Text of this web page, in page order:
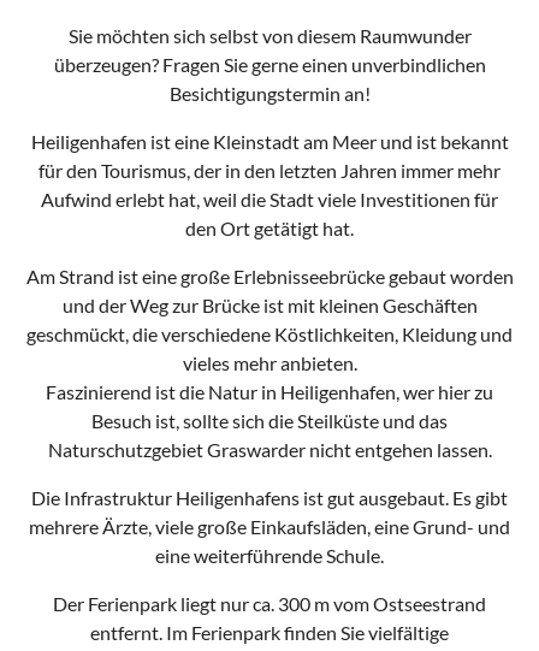
Sie möchten sich selbst von diesem Raumwunder
überzeugen? Fragen Sie gerne einen unverbindlichen
Besichtigungstermin an!
Heiligenhafen ist eine Kleinstadt am Meer und ist bekannt
für den Tourismus, der in den letzten Jahren immer mehr
Aufwind erlebt hat, weil die Stadt viele Investitionen für
den Ort getätigt hat.
Am Strand ist eine große Erlebnisseebrücke gebaut worden
und der Weg zur Brücke ist mit kleinen Geschäften
geschmückt, die verschiedene Köstlichkeiten, Kleidung und
vieles mehr anbieten.
Faszinierend ist die Natur in Heiligenhafen, wer hier zu
Besuch ist, sollte sich die Steilküste und das
Naturschutzgebiet Graswarder nicht entgehen lassen.
Die Infrastruktur Heiligenhafens ist gut ausgebaut. Es gibt
mehrere Ärzte, viele große Einkaufsläden, eine Grund- und
eine weiterführende Schule.
Der Ferienpark liegt nur ca. 300 m vom Ostseestrand
entfernt. Im Ferienpark finden Sie vielfältige